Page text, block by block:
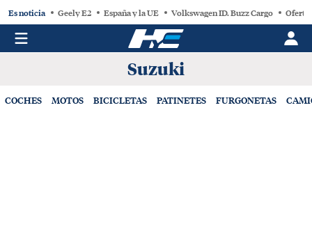
Es noticia Geely E2 España y la UE Volkswagen ID. Buzz Cargo
Suzuki
COCHES MOTOS BICICLETAS PATINETES FURGONETAS